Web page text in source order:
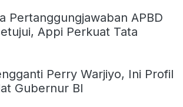
Pertanggungjawaban APBD
Appi Perkuat Tata
Perry Warjiyo, Ini Profil
Gubernur BI